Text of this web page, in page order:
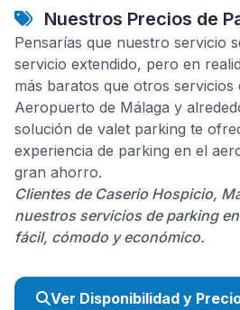
Nuestros Precios de
Pensarías que nuestro servicio
servicio extendido, pero en
más baratos que otros servicios
Aeropuerto de Málaga y
solución de valet parking te
experiencia de parking en el
gran ahorro.
Clientes de Caserio Hospicio,
nuestros servicios de parking
fácil, cómodo y económico.
Ver Disponibilidad y